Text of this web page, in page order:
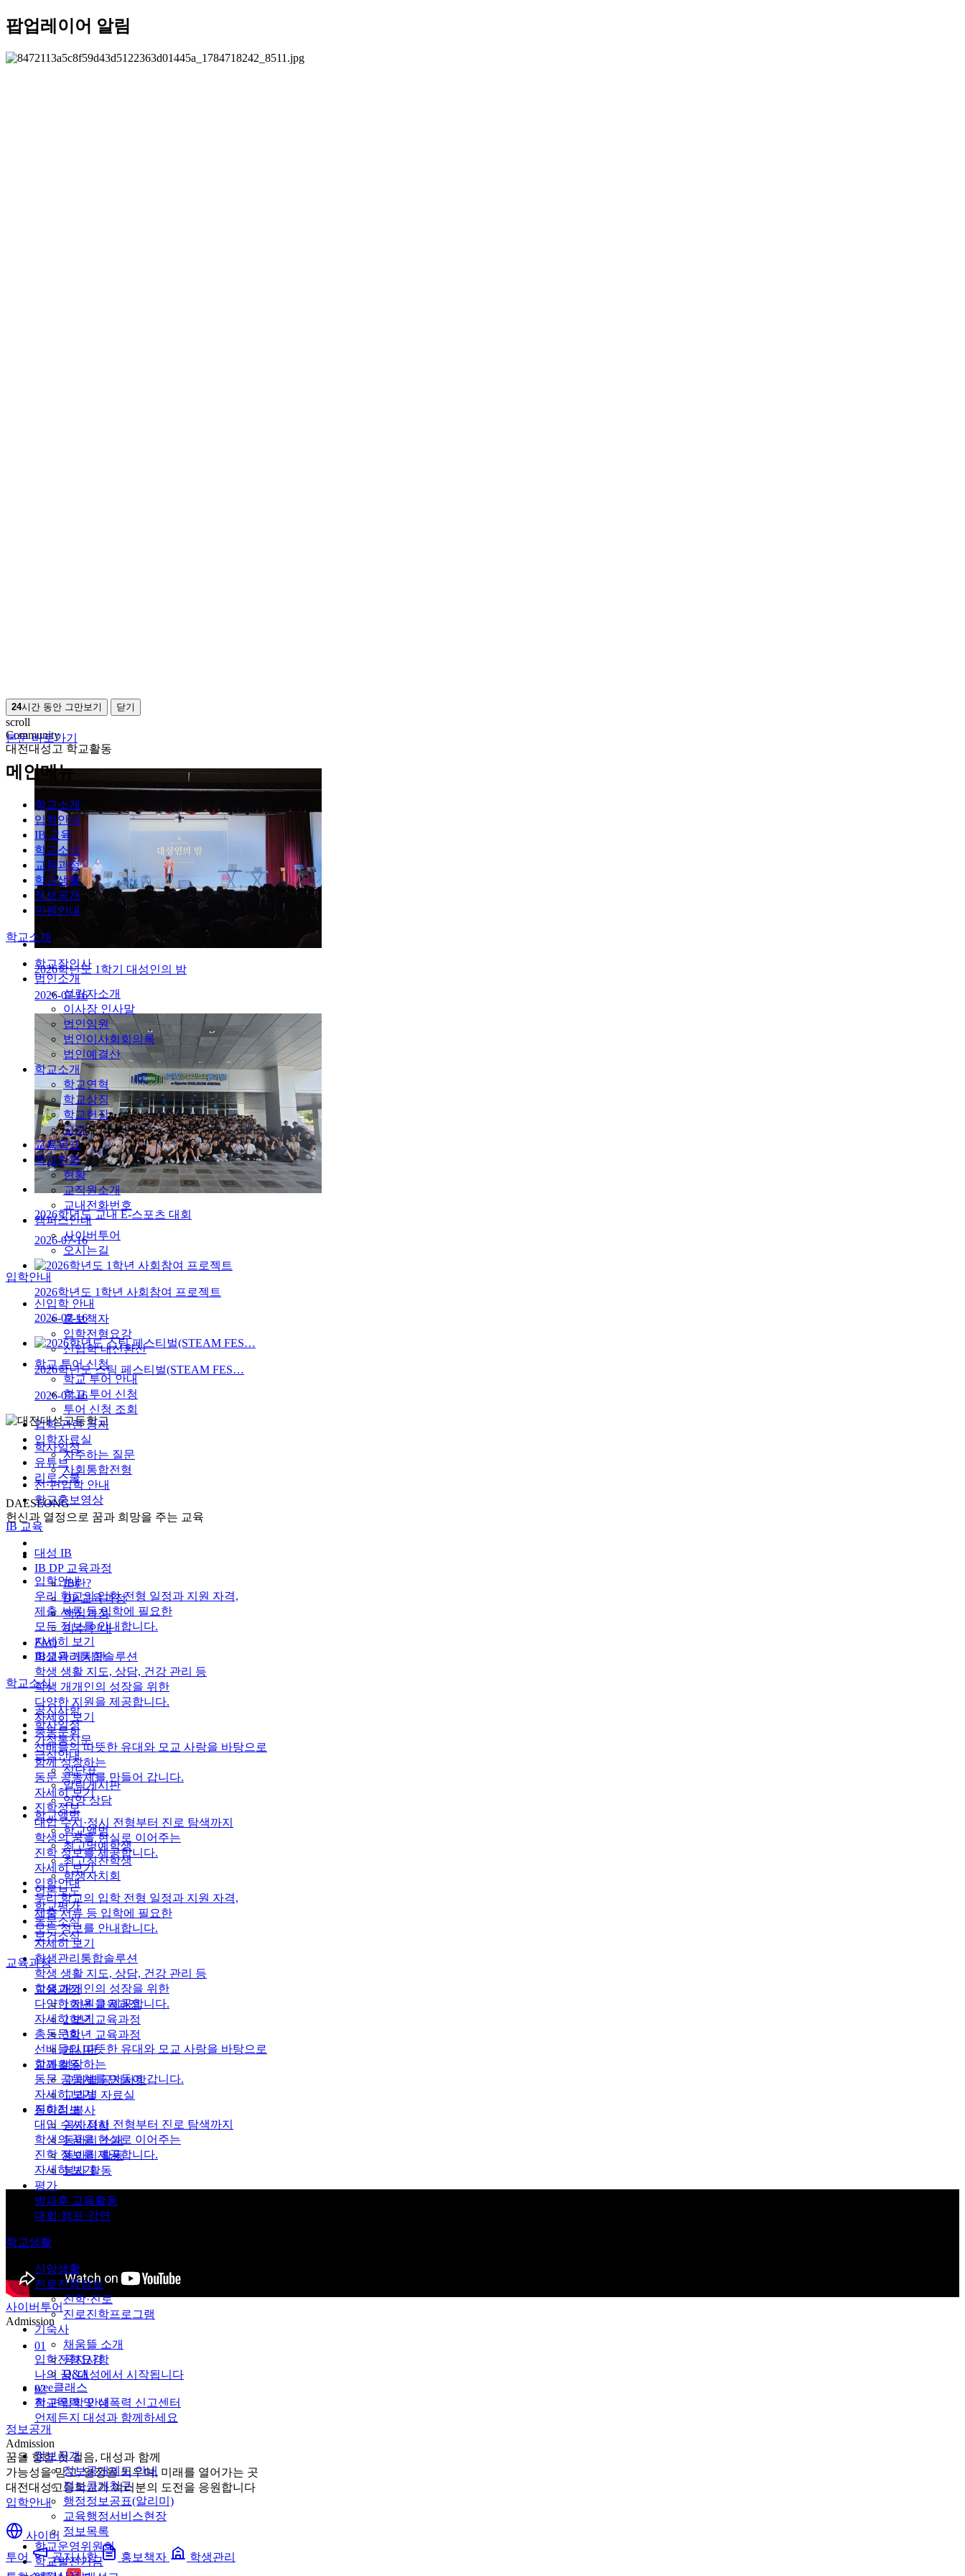
팝업레이어 알림
24시간 동안 그만보기 닫기
본문 바로가기
메인메뉴
학교소개
입학안내
IB 교육
학교소식
교육과정
학교생활
정보공개
민원안내
학교소개
학교장인사
법인소개
설립자소개
이사장 인사말
법인임원
법인이사회회의록
법인예결산
학교소개
학교연혁
학교상징
학교헌장
교가
교육목표
학교현황
현황
교직원소개
교내전화번호
캠퍼스안내
사이버투어
오시는길
입학안내
신입학 안내
홍보책자
입학전형요강
신입학 내신환산
학교 투어 신청
학교 투어 안내
학교 투어 신청
투어 신청 조회
입학 관련 공지
입학자료실
자주하는 질문
사회통합전형
전·편입학 안내
학교홍보영상
IB 교육
대성 IB
IB DP 교육과정
IB란?
DP 교육과정
핵심과정
이수 안내
FAQ
IB교육 게시판
학교소식
공지사항
학사일정
가정통신문
급식안내
식단표
알림게시판
영양 상담
학교앨범
학교앨범
최고명예학생
최고칭찬학생
학생자치회
언론보도
학교평가
동문소식
보건소식
교육과정
교육과정
1학년 교육과정
2학년 교육과정
3학년 교육과정
게시판
교과활동
교과별 공지사항
교과별 자료실
동아리·봉사
공지사항
동아리 소개
동아리 활동
봉사 활동
평가
방과후 교육활동
대회·캠프·강연
학교생활
신앙생활
진로진학정보
진학·진로
진로진학프로그램
기숙사
채움뜰 소개
공지사항
Q&A
wee클래스
학교폭력 및 성폭력 신고센터
정보공개
정보공개
정보공개제도 안내
정보공개청구
행정정보공표(알리미)
교육행정서비스현장
정보목록
학교운영위원회
학교발전기금
scroll
Community
대전대성고 학교활동
2026학년도 1학기 대성인의 밤
2026-07-16
2026학년도 교내 E-스포츠 대회
2026-07-16
2026학년도 1학년 사회참여 프로젝트
2026-07-16
2026학년도 스팀 페스티벌(STEAM FES…
2026-07-16
학사일정
유튜브
리로스쿨
DAESEONG
헌신과 열정으로 꿈과 희망을 주는 교육
입학안내
우리 학교의 입학 전형 일정과 지원 자격,
제출 서류 등 입학에 필요한
모든 정보를 안내합니다.
자세히 보기
학생관리통합솔루션
학생 생활 지도, 상담, 건강 관리 등
학생 개개인의 성장을 위한
다양한 지원을 제공합니다.
자세히 보기
총동문회
선배들의 따뜻한 유대와 모교 사랑을 바탕으로
함께 성장하는
동문 공동체를 만들어 갑니다.
자세히 보기
진학정보
대입 수시·정시 전형부터 진로 탐색까지
학생의 꿈을 현실로 이어주는
진학 정보를 제공합니다.
자세히 보기
입학안내
우리 학교의 입학 전형 일정과 지원 자격,
제출 서류 등 입학에 필요한
모든 정보를 안내합니다.
자세히 보기
학생관리통합솔루션
학생 생활 지도, 상담, 건강 관리 등
학생 개개인의 성장을 위한
다양한 지원을 제공합니다.
자세히 보기
총동문회
선배들의 따뜻한 유대와 모교 사랑을 바탕으로
함께 성장하는
동문 공동체를 만들어 갑니다.
자세히 보기
진학정보
대입 수시·정시 전형부터 진로 탐색까지
학생의 꿈을 현실로 이어주는
진학 정보를 제공합니다.
자세히 보기
사이버투어
Admission
01
입학전형요강
나의 꿈, 대성에서 시작됩니다
02
전·편입학 안내
언제든지 대성과 함께하세요
Admission
꿈을 향한 첫 걸음, 대성과 함께
가능성을 믿고, 열정을 키우며, 미래를 열어가는 곳
대전대성고등학교가 여러분의 도전을 응원합니다
입학안내
사이버
투어
공지사항 홍보책자
학생관리